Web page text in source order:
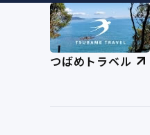
つばめトラベル